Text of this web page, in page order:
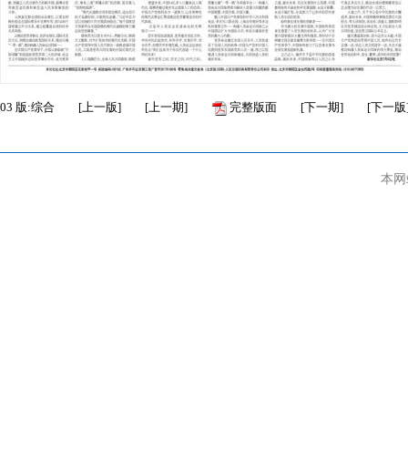
03 版:综合 [上一版] [上一期] 完整版面 [下一期] [下一版
本